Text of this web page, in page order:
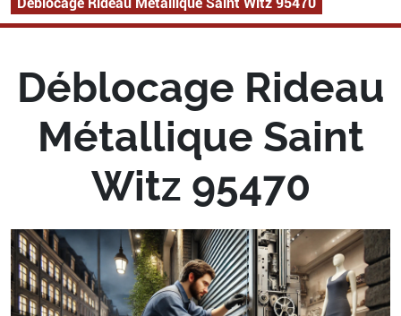
Déblocage Rideau
Métallique Saint
Witz 95470